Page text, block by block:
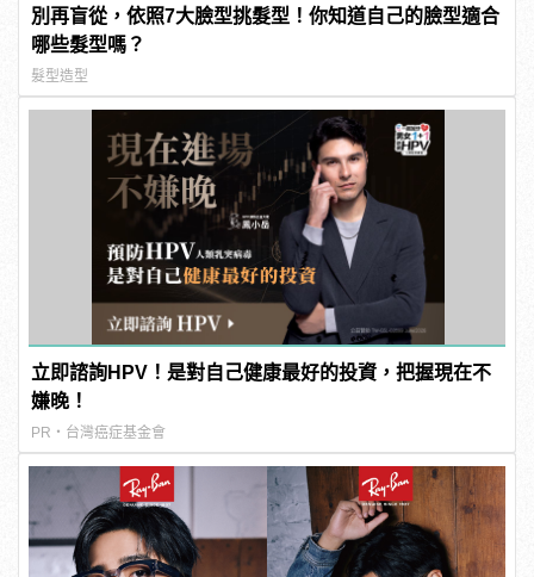
別再盲從，依照7大臉型挑髮型！你知道自己的臉型適合
哪些髮型嗎？
髮型造型
立即諮詢HPV！是對自己健康最好的投資，把握現在不
嫌晚！
PR・台灣癌症基金會